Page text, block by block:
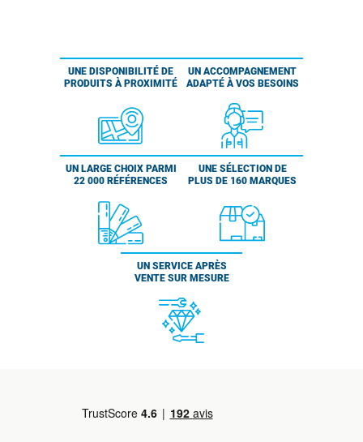
UNE DISPONIBILITÉ DE
PRODUITS À PROXIMITÉ
UN ACCOMPAGNEMENT
ADAPTÉ À VOS BESOINS
UN LARGE CHOIX PARMI
22 000 RÉFÉRENCES
UNE SÉLECTION DE
PLUS DE 160 MARQUES
UN SERVICE APRÈS
VENTE SUR MESURE